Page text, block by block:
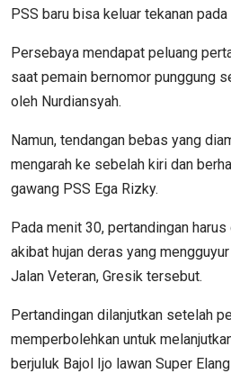
PSS baru bisa keluar tekanan
Persebaya mendapat peluang
saat pemain bernomor punggung
oleh Nurdiansyah.
Namun, tendangan bebas yang
mengarah ke sebelah kiri dan
gawang PSS Ega Rizky.
Pada menit 30, pertandingan
akibat hujan deras yang
Jalan Veteran, Gresik tersebut.
Pertandingan dilanjutkan setelah
memperbolehkan untuk
berjuluk Bajol Ijo lawan Super